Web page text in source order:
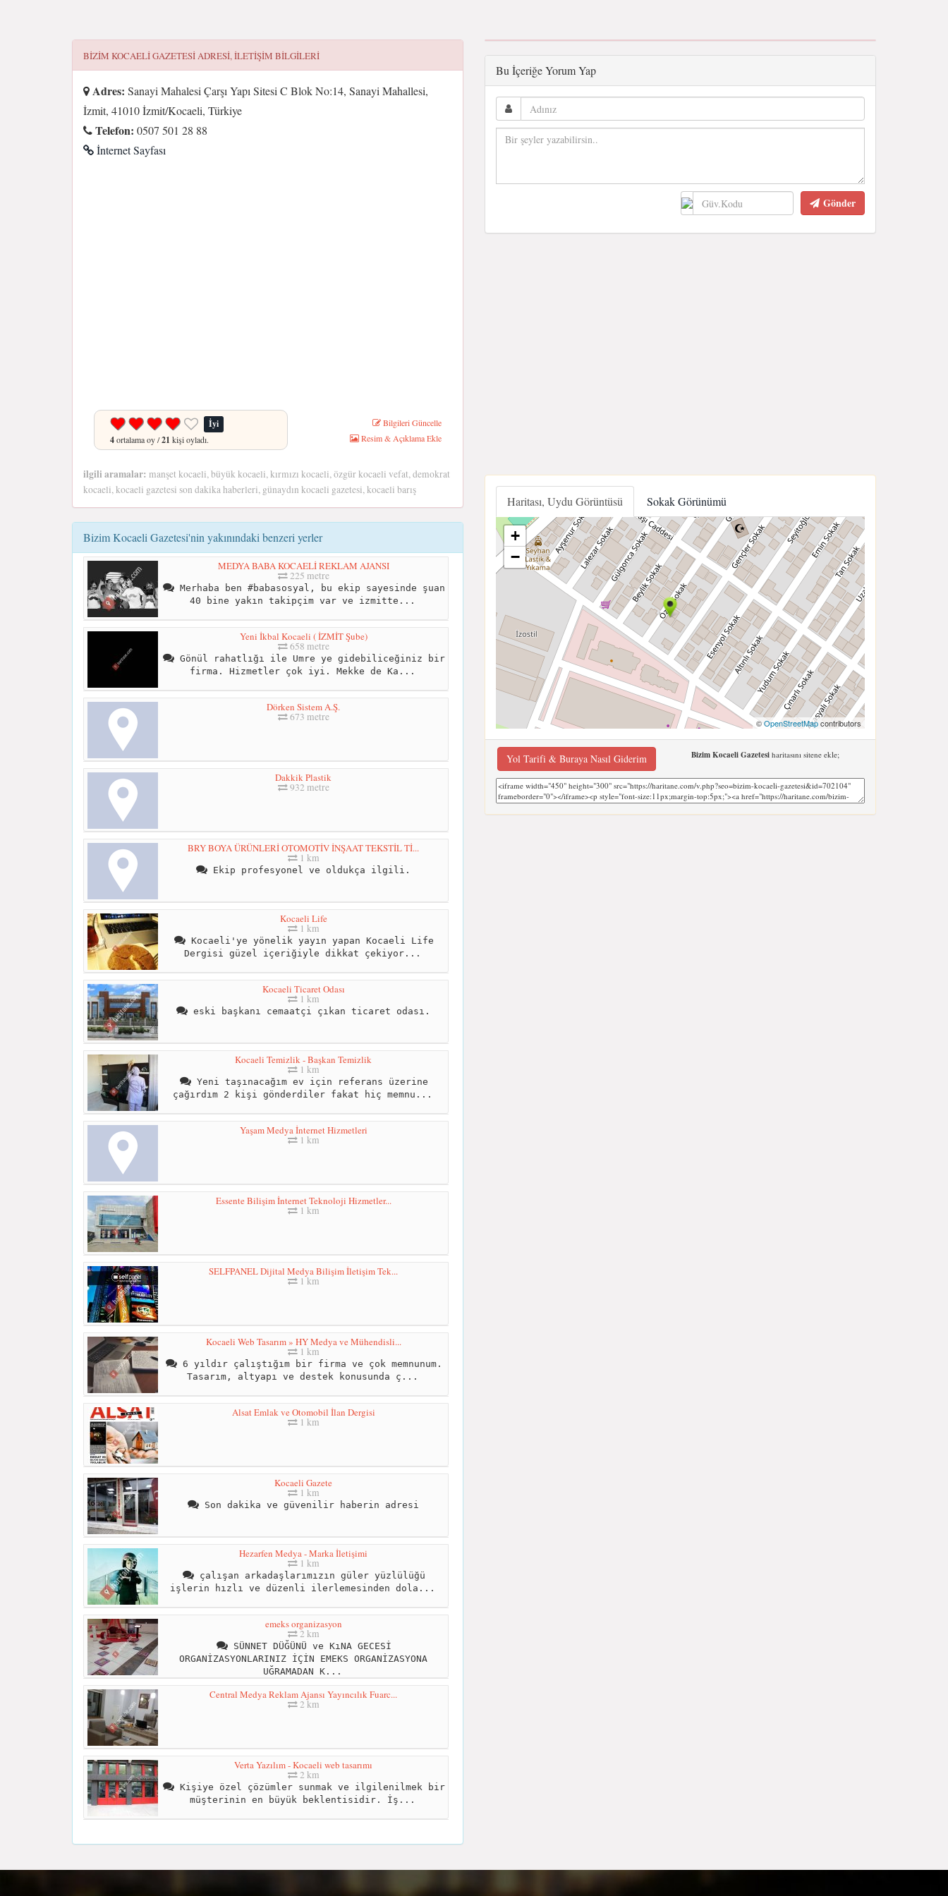
BIZIM KOCAELI GAZETESIADRESI, ILETIŞIM BILGILERI
Adres: Sanayi Mahalesi Çarşı Yapı Sitesi C Blok No:14, Sanayi Mahallesi,
İzmit, 41010 İzmit/Kocaeli, Türkiye
Telefon: 0507 501 28 88
İnternet Sayfası
İyi
4ortalama oy /21 kişi oyladı.
Bilgileri Güncelle
Resim & Açıklama Ekle
ilgili aramalar: manşet kocaeli, büyük kocaeli, kırmızı kocaeli, özgür kocaeli vefat, demokrat
kocaeli, kocaeli gazetesi son dakika haberleri, günaydın kocaeli gazetesi, kocaeli barış
Bizim Kocaeli Gazetesi'nin yakınındaki benzeri yerler
MEDYA BABA KOCAELİ REKLAM AJANSI
225 metre
Merhaba ben #babasosyal, bu ekip sayesinde şuan
40 bine yakın takipçim var ve izmitte...
Yeni İkbal Kocaeli ( İZMİT Şube)
658 metre
Gönül rahatlığı ile Umre ye gidebiliceğiniz bir
firma. Hizmetler çok iyi. Mekke de Ka...
Dörken Sistem A.Ş.
673 metre
Dakkik Plastik
932 metre
BRY BOYA ÜRÜNLERİ OTOMOTİV İNŞAAT TEKSTİL Tİ...
1 km
Ekip profesyonel ve oldukça ilgili.
Kocaeli Life
1 km
Kocaeli'ye yönelik yayın yapan Kocaeli Life
Dergisi güzel içeriğiyle dikkat çekiyor...
Kocaeli Ticaret Odası
1 km
eski başkanı cemaatçi çıkan ticaret odası.
Kocaeli Temizlik - Başkan Temizlik
1 km
Yeni taşınacağım ev için referans üzerine
çağırdım 2 kişi gönderdiler fakat hiç memnu...
Yaşam Medya İnternet Hizmetleri
1 km
Essente Bilişim İnternet Teknoloji Hizmetler...
1 km
SELFPANEL Dijital Medya Bilişim İletişim Tek...
1 km
Kocaeli Web Tasarım » HY Medya ve Mühendisli...
1 km
6 yıldır çalıştığım bir firma ve çok memnunum.
Tasarım, altyapı ve destek konusunda ç...
Alsat Emlak ve Otomobil İlan Dergisi
1 km
Kocaeli Gazete
1 km
Son dakika ve güvenilir haberin adresi
Hezarfen Medya - Marka İletişimi
1 km
çalışan arkadaşlarımızın güler yüzlülüğü
işlerin hızlı ve düzenli ilerlemesinden dola...
emeks organizasyon
2 km
SÜNNET DÜĞÜNÜ ve KıNA GECESİ
ORGANİZASYONLARINIZ İÇİN EMEKS ORGANİZASYONA
UĞRAMADAN K...
Central Medya Reklam Ajansı Yayıncılık Fuarc...
2 km
Verta Yazılım - Kocaeli web tasarımı
2 km
Kişiye özel çözümler sunmak ve ilgilenilmek bir
müşterinin en büyük beklentisidir. İş...
Bu İçeriğe Yorum Yap
Gönder
Haritası, Uydu Görüntüsü Sokak Görünümü
+
−
©OpenStreetMapcontributors
Yol Tarifi & Buraya Nasıl Giderim Bizim Kocaeli Gazetesiharitasını sitene ekle;